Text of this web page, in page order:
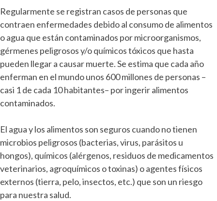
Regularmente se registran casos de personas que
contraen enfermedades debido al consumo de alimentos
o agua que están contaminados por microorganismos,
gérmenes peligrosos y/o químicos tóxicos que hasta
pueden llegar a causar muerte. Se estima que cada año
enferman en el mundo unos 600 millones de personas –
casi 1 de cada 10 habitantes– por ingerir alimentos
contaminados.
El agua y los alimentos son seguros cuando no tienen
microbios peligrosos (bacterias, virus, parásitos u
hongos), químicos (alérgenos, residuos de medicamentos
veterinarios, agroquímicos o toxinas) o agentes físicos
externos (tierra, pelo, insectos, etc.) que son un riesgo
para nuestra salud.